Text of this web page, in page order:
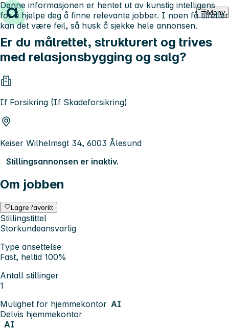
Hopp til innhold Meny
Er du målrettet, strukturert og trives
med relasjonsbygging og salg?
If Forsikring (If Skadeforsikring)
Keiser Wilhelmsgt 34, 6003 Ålesund
Stillingsannonsen er inaktiv.
Om jobben
Lagre favoritt
Stillingstittel
Storkundeansvarlig
Type ansettelse
Fast, heltid 100%
Antall stillinger
1
Mulighet for hjemmekontor AI
Delvis hjemmekontor
AI
Denne informasjonen er hentet ut av kunstig intelligens
for å hjelpe deg å finne relevante jobber. I noen få tilfeller
kan det være feil, så husk å sjekke hele annonsen.